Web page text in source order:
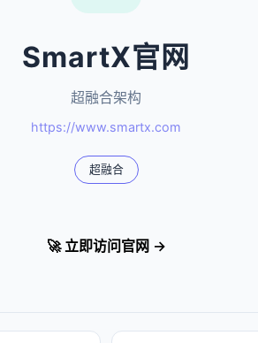
SmartX官网
超融合架构
https://www.smartx.com
超融合
🚀 立即访问官网 →